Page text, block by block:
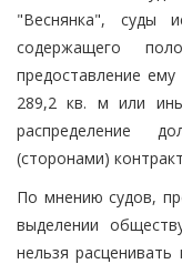
"Веснянка", суды
содержащего
предоставление
289,2 кв. м или
распределение
(сторонами)
По мнению судов,
выделении
нельзя